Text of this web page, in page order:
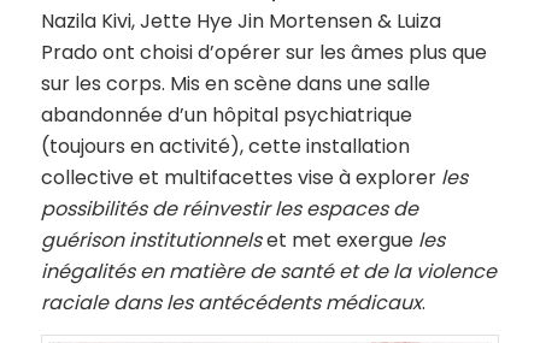
Nazila Kivi, Jette Hye Jin Mortensen & Luiza
Prado ont choisi d’opérer sur les âmes plus que
sur les corps. Mis en scène dans une salle
abandonnée d’un hôpital psychiatrique
(toujours en activité), cette installation
collective et multifacettes vise à explorer les
possibilités de réinvestir les espaces de
guérison institutionnelset met exergue les
inégalités en matière de santé et de la violence
raciale dans les antécédents médicaux.